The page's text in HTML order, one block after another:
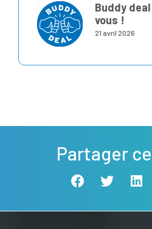
Buddy
vous !
21 avril 2026
Partager